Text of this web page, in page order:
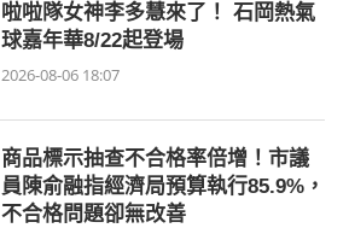
啦啦隊女神李多慧來了！ 石岡熱氣
球嘉年華8/22起登場
2026-08-06 18:07
商品標示抽查不合格率倍增！市議
員陳俞融指經濟局預算執行85.9%，
不合格問題卻無改善